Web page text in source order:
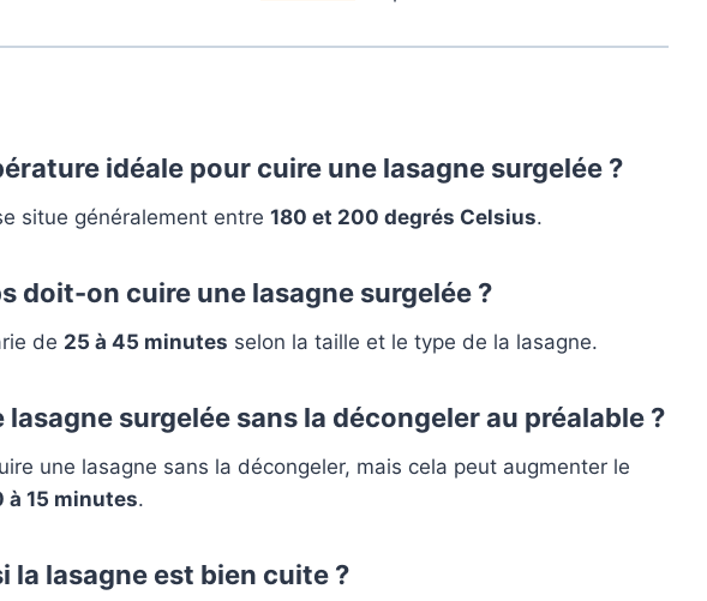
idéale pour cuire une lasagne surgelée ?
situe généralement entre 180 et 200 degrés Celsius.
doit-on cuire une lasagne surgelée ?
de 25 à 45 minutes selon la taille et le type de la lasagne.
surgelée sans la décongeler au préalable ?
une lasagne sans la décongeler, mais cela peut augmenter le
à 15 minutes.
la lasagne est bien cuite ?